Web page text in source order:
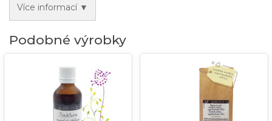
Více informací ▼
Podobné výrobky